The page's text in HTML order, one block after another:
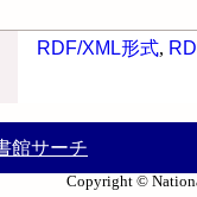
RDF/XML形式,
館サーチ
Copyright ©